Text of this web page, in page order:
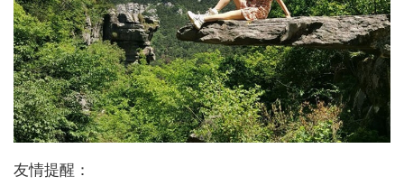
友情提醒：